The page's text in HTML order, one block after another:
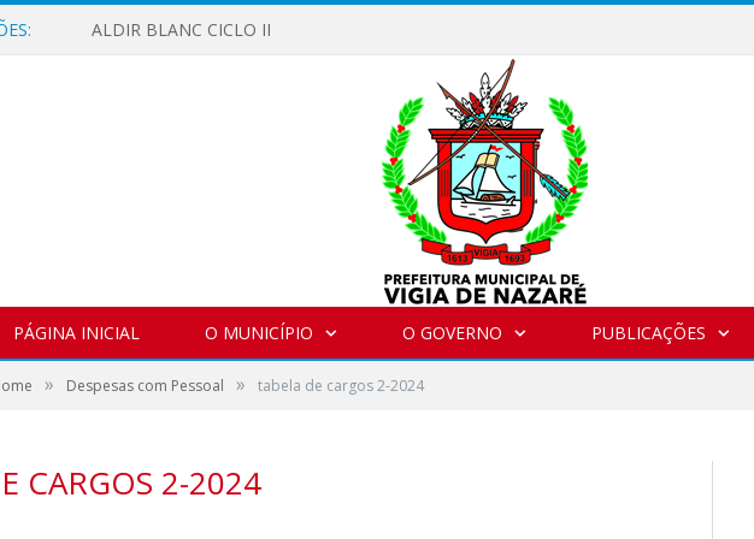
ALDIR BLANC CICLO II
PÁGINA INICIAL O MUNICÍPIO O GOVERNO PUBLICAÇÕES
» Despesas com Pessoal » tabela de cargos 2-2024
CARGOS 2-2024